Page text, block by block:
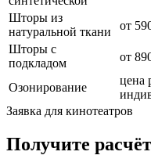
Шторы из
натуральной ткани
от
Шторы с
подкладом
от
Озонирование
цена
Заявка для кинотеатров
Получите расчёт